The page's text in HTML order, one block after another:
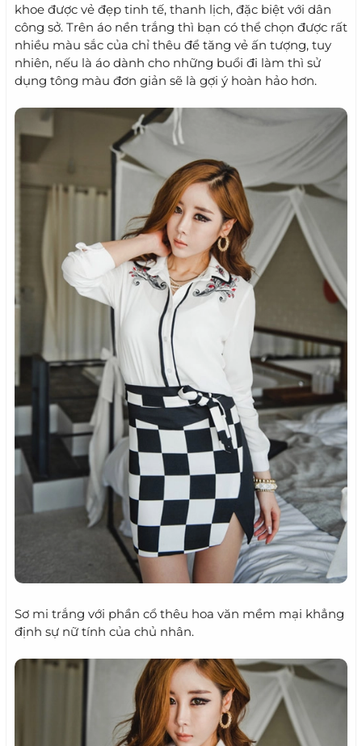
khoe được vẻ đẹp tinh tế, thanh lịch, đặc biệt với dân
công sở. Trên áo nền trắng thì bạn có thể chọn được rất
nhiều màu sắc của chỉ thêu để tăng vẻ ấn tượng, tuy
nhiên, nếu là áo dành cho những buổi đi làm thì sử
dụng tông màu đơn giản sẽ là gợi ý hoàn hảo hơn.
Sơ mi trắng với phần cổ thêu hoa văn mềm mại khẳng
định sự nữ tính của chủ nhân.